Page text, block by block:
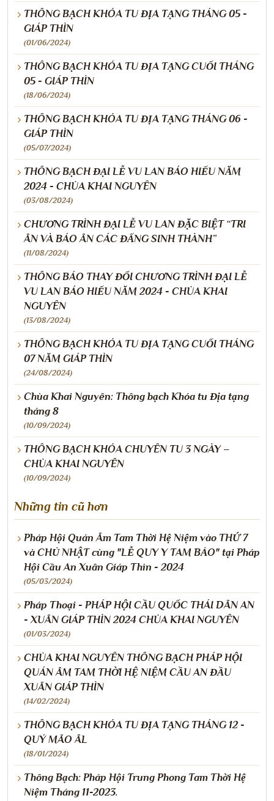
THÔNG BẠCH KHÓA TU ĐỊA TẠNG THÁNG 05 -
GIÁP THÌN
(01/06/2024)
THÔNG BẠCH KHÓA TU ĐỊA TẠNG CUỐI THÁNG
05 - GIÁP THÌN
(18/06/2024)
THÔNG BẠCH KHÓA TU ĐỊA TẠNG THÁNG 06 -
GIÁP THÌN
(05/07/2024)
THÔNG BẠCH ĐẠI LỄ VU LAN BÁO HIẾU NĂM
2024 - CHÙA KHAI NGUYÊN
(03/08/2024)
CHƯƠNG TRÌNH ĐẠI LỄ VU LAN ĐẶC BIỆT “TRI
ÂN VÀ BÁO ÂN CÁC ĐẤNG SINH THÀNH”
(11/08/2024)
THÔNG BÁO THAY ĐỔI CHƯƠNG TRÌNH ĐẠI LỄ
VU LAN BÁO HIẾU NĂM 2024 - CHÙA KHAI
NGUYÊN
(13/08/2024)
THÔNG BẠCH KHÓA TU ĐỊA TẠNG CUỐI THÁNG
07 NĂM GIÁP THÌN
(24/08/2024)
Chùa Khai Nguyên: Thông bạch Khóa tu Địa tạng
tháng 8
(10/09/2024)
THÔNG BẠCH KHÓA CHUYÊN TU 3 NGÀY –
CHÙA KHAI NGUYÊN
(10/09/2024)
Những tin cũ hơn
Pháp Hội Quán Âm Tam Thời Hệ Niệm vào THỨ 7
và CHỦ NHẬT cùng "LỄ QUY Y TAM BẢO" tại Pháp
Hội Cầu An Xuân Giáp Thìn - 2024
(05/03/2024)
Pháp Thoại - PHÁP HỘI CẦU QUỐC THÁI DÂN AN
- XUÂN GIÁP THÌN 2024 CHÙA KHAI NGUYÊN
(01/03/2024)
CHÙA KHAI NGUYÊN THÔNG BẠCH PHÁP HỘI
QUÁN ÂM TAM THỜI HỆ NIỆM CẦU AN ĐẦU
XUÂN GIÁP THÌN
(14/02/2024)
THÔNG BẠCH KHÓA TU ĐỊA TẠNG THÁNG 12 -
QUÝ MÃO ÂL
(18/01/2024)
Thông Bạch: Pháp Hội Trung Phong Tam Thời Hệ
Niệm Tháng 11-2023.